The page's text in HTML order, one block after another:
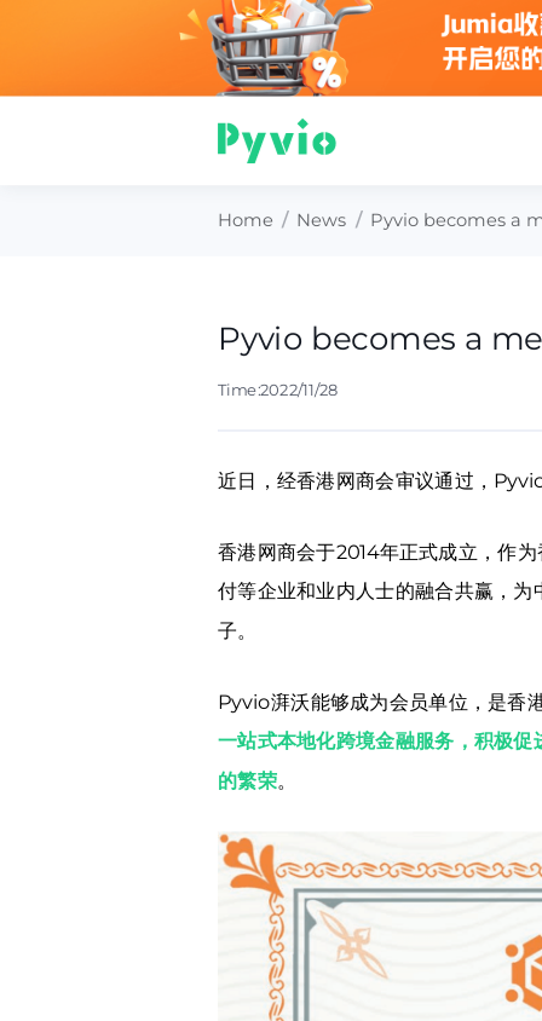
Home / News / Pyvio becomes a
Pyvio becomes a
Time:2022/11/28
近日，经香港网商会审议通过，
香港网商会于2014年正式成立，作
付等企业和业内人士的融合共赢，
子。
Pyvio湃沃能够成为会员单位，是香
一站式本地化跨境金融服务，积极
的繁荣。